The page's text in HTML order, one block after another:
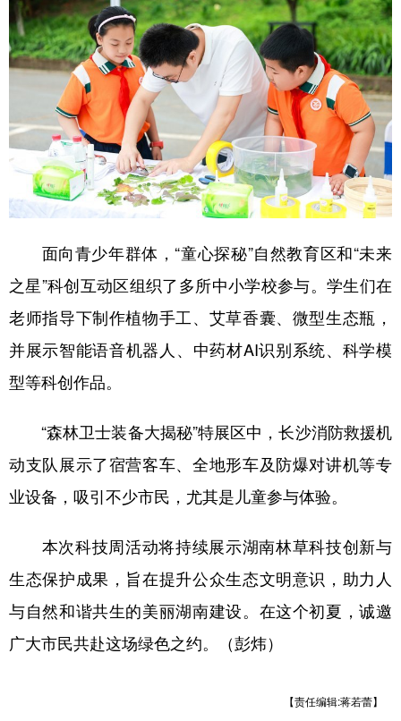
面向青少年群体，“童心探秘”自然教育区和“未来
之星”科创互动区组织了多所中小学校参与。学生们在
老师指导下制作植物手工、艾草香囊、微型生态瓶，
并展示智能语音机器人、中药材AI识别系统、科学模
型等科创作品。
“森林卫士装备大揭秘”特展区中，长沙消防救援机
动支队展示了宿营客车、全地形车及防爆对讲机等专
业设备，吸引不少市民，尤其是儿童参与体验。
本次科技周活动将持续展示湖南林草科技创新与
生态保护成果，旨在提升公众生态文明意识，助力人
与自然和谐共生的美丽湖南建设。在这个初夏，诚邀
广大市民共赴这场绿色之约。（彭炜）
【责任编辑:蒋若蕾】